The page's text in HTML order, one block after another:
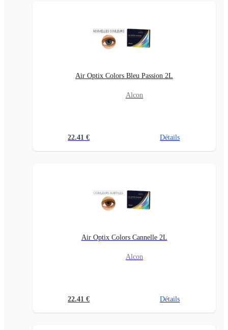
Air Optix Colors Bleu Passion 2L
Alcon
22.41 € Détails
Air Optix Colors Cannelle 2L
Alcon
22.41 € Détails